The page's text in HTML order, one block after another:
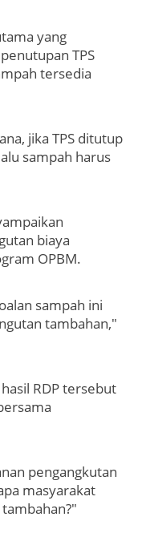
yang
TPS
tersedia
jika TPS ditutup
sampah harus
biaya
OPBM.
sampah ini
tambahan,"
RDP tersebut
pengangkutan
masyarakat